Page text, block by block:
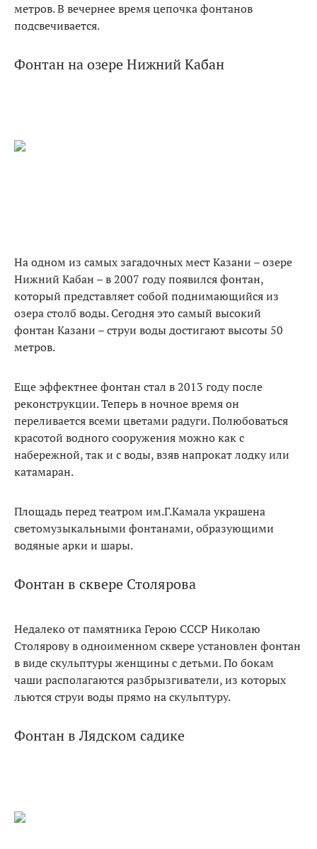
метров. В вечернее время цепочка фонтанов
подсвечивается.
Фонтан на озере Нижний Кабан
На одном из самых загадочных мест Казани – озере
Нижний Кабан – в 2007 году появился фонтан,
который представляет собой поднимающийся из
озера столб воды. Сегодня это самый высокий
фонтан Казани – струи воды достигают высоты 50
метров.
Еще эффектнее фонтан стал в 2013 году после
реконструкции. Теперь в ночное время он
переливается всеми цветами радуги. Полюбоваться
красотой водного сооружения можно как с
набережной, так и с воды, взяв напрокат лодку или
катамаран.
Площадь перед театром им.Г.Камала украшена
светомузыкальными фонтанами, образующими
водяные арки и шары.
Фонтан в сквере Столярова
Недалеко от памятника Герою СССР Николаю
Столярову в одноименном сквере установлен фонтан
в виде скульптуры женщины с детьми. По бокам
чаши располагаются разбрызгиватели, из которых
льются струи воды прямо на скульптуру.
Фонтан в Лядском садике